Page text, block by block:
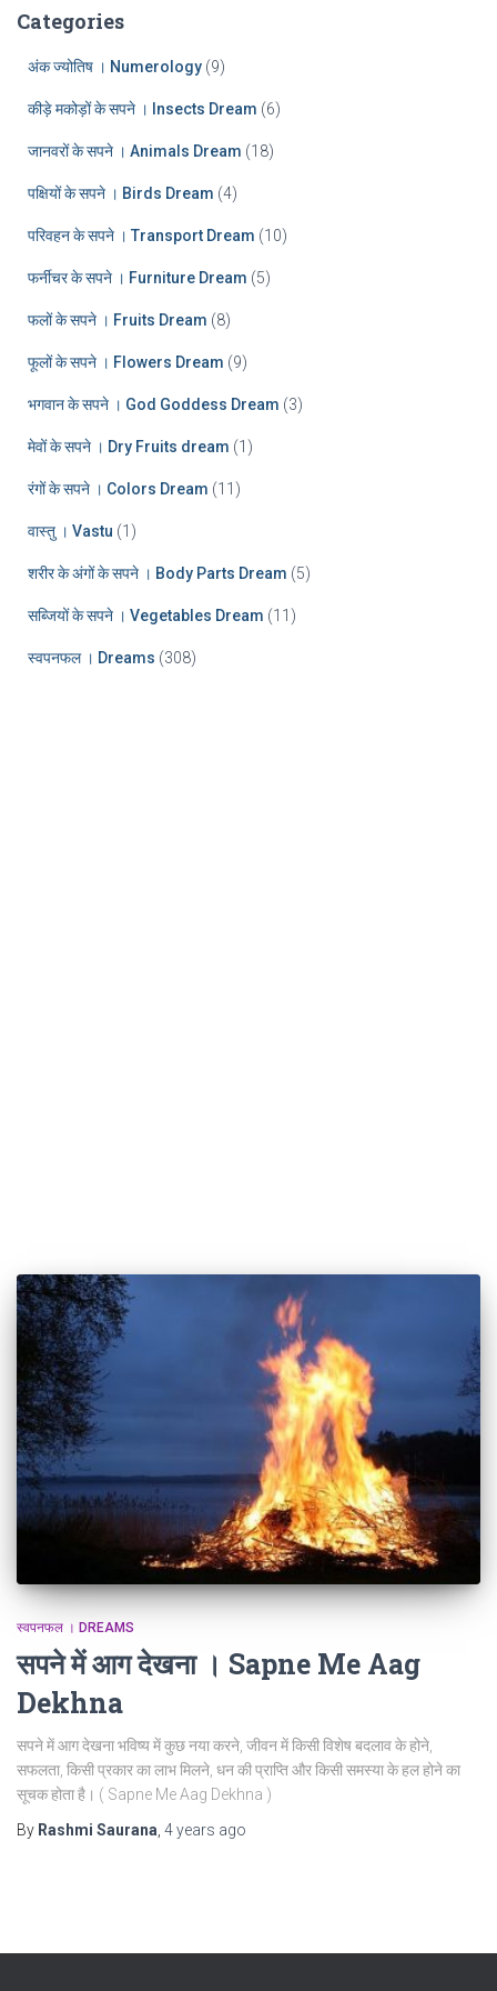
h
Categories
अंक ज्योतिष । Numerology (9)
कीड़े मकोड़ों के सपने । Insects Dream (6)
जानवरों के सपने । Animals Dream (18)
पक्षियों के सपने । Birds Dream (4)
परिवहन के सपने । Transport Dream (10)
फर्नीचर के सपने । Furniture Dream (5)
फलों के सपने । Fruits Dream (8)
फूलों के सपने । Flowers Dream (9)
भगवान के सपने । God Goddess Dream (3)
मेवों के सपने । Dry Fruits dream (1)
रंगों के सपने । Colors Dream (11)
वास्तु । Vastu (1)
शरीर के अंगों के सपने । Body Parts Dream (5)
सब्जियों के सपने । Vegetables Dream (11)
स्वपनफल । Dreams (308)
स्वपनफल । DREAMS
सपने में आग देखना । Sapne Me Aag
Dekhna
सपने में आग देखना भविष्य में कुछ नया करने, जीवन में किसी विशेष बदलाव के होने,
सफलता, किसी प्रकार का लाभ मिलने, धन की प्राप्ति और किसी समस्या के हल होने का
सूचक होता है। ( Sapne Me Aag Dekhna )
By Rashmi Saurana 4 years ago